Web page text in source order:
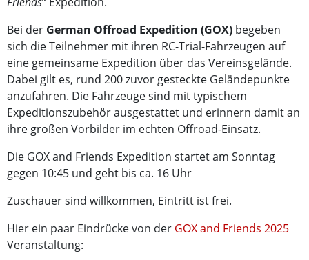
Bei der German Offroad Expedition (GOX) begeben
sich die Teilnehmer mit ihren RC-Trial-Fahrzeugen auf
eine gemeinsame Expedition über das Vereinsgelände.
Dabei gilt es, rund 200 zuvor gesteckte Geländepunkte
anzufahren. Die Fahrzeuge sind mit typischem
Expeditionszubehör ausgestattet und erinnern damit an
ihre großen Vorbilder im echten Offroad-Einsatz.
Die GOX and Friends Expedition startet am Sonntag
gegen 10:45 und geht bis ca. 16 Uhr
Zuschauer sind willkommen, Eintritt ist frei.
Hier ein paar Eindrücke von der GOX and Friends 2025
Veranstaltung: